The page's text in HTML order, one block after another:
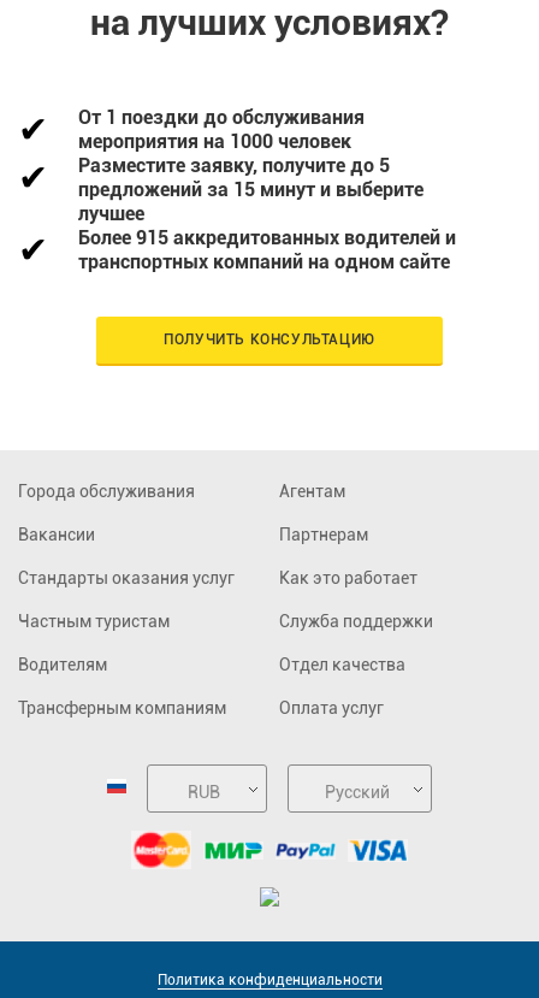
на лучших условиях?
От 1 поездки до обслуживания
мероприятия на 1000 человек
Разместите заявку, получите до 5
предложений за 15 минут и выберите
лучшее
Более 915 аккредитованных водителей и
транспортных компаний на одном сайте
ПОЛУЧИТЬ КОНСУЛЬТАЦИЮ
Города обслуживания
Вакансии
Стандарты оказания услуг
Частным туристам
Водителям
Трансферным компаниям
Агентам
Партнерам
Как это работает
Служба поддержки
Отдел качества
Оплата услуг
RUB Русский
Политика конфиденциальности